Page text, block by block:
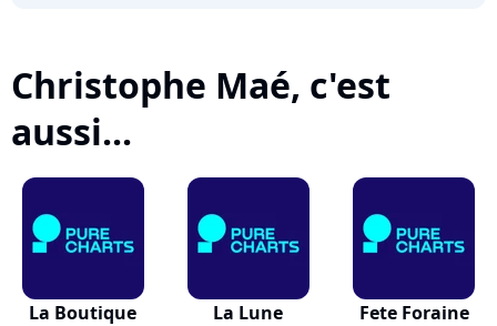
Christophe Maé, c'est
aussi...
La Boutique
La Lune Fete Foraine